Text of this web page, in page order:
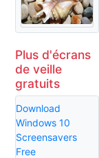
Plus d'écrans
de veille
gratuits
Download
Windows 10
Screensavers
Free